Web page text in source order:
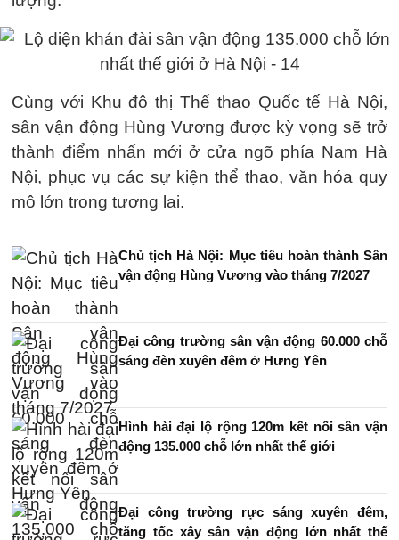
Cùng với Khu đô thị Thể thao Quốc tế Hà Nội,
sân vận động Hùng Vương được kỳ vọng sẽ trở
thành điểm nhấn mới ở cửa ngõ phía Nam Hà
Nội, phục vụ các sự kiện thể thao, văn hóa quy
mô lớn trong tương lai.
Chủ tịch Hà Nội: Mục tiêu hoàn thành Sân
vận động Hùng Vương vào tháng 7/2027
Đại công trường sân vận động 60.000 chỗ
sáng đèn xuyên đêm ở Hưng Yên
Hình hài đại lộ rộng 120m kết nối sân vận
động 135.000 chỗ lớn nhất thế giới
Đại công trường rực sáng xuyên đêm,
tăng tốc xây sân vận động lớn nhất thế